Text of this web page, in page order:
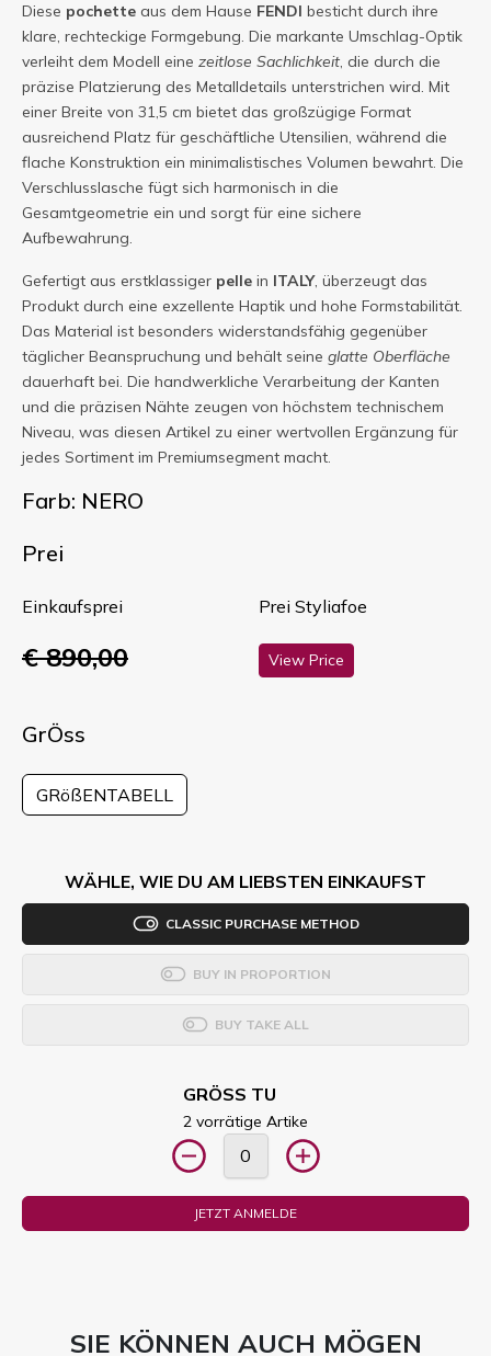
Diese pochette aus dem Hause FENDI besticht durch ihre
klare, rechteckige Formgebung. Die markante Umschlag-Optik
verleiht dem Modell eine zeitlose Sachlichkeit, die durch die
präzise Platzierung des Metalldetails unterstrichen wird. Mit
einer Breite von 31,5 cm bietet das großzügige Format
ausreichend Platz für geschäftliche Utensilien, während die
flache Konstruktion ein minimalistisches Volumen bewahrt. Die
Verschlusslasche fügt sich harmonisch in die
Gesamtgeometrie ein und sorgt für eine sichere
Aufbewahrung.
Gefertigt aus erstklassiger pelle in ITALY, überzeugt das
Produkt durch eine exzellente Haptik und hohe Formstabilität.
Das Material ist besonders widerstandsfähig gegenüber
täglicher Beanspruchung und behält seine glatte Oberfläche
dauerhaft bei. Die handwerkliche Verarbeitung der Kanten
und die präzisen Nähte zeugen von höchstem technischem
Niveau, was diesen Artikel zu einer wertvollen Ergänzung für
jedes Sortiment im Premiumsegment macht.
Farb: NERO
Prei
Einkaufsprei
€ 890,00
Prei Styliafoe
View Price
GrÖss
GRößENTABELL
WÄHLE, WIE DU AM LIEBSTEN EINKAUFST
CLASSIC PURCHASE METHOD
BUY IN PROPORTION
BUY TAKE ALL
GRÖSS TU
2 vorrätige Artike
JETZT ANMELDE
SIE KÖNNEN AUCH MÖGEN